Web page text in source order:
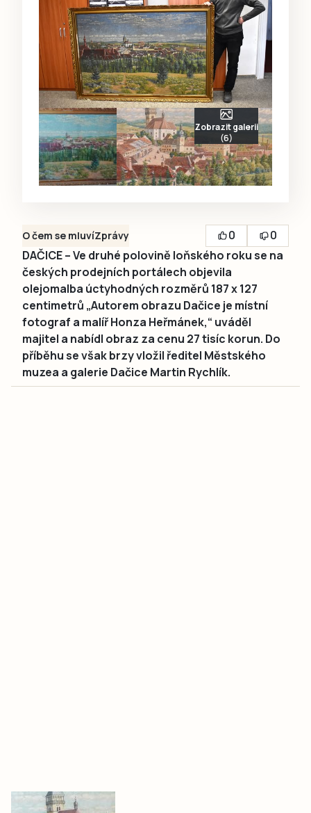
Zobrazit galerii
(6)
O čem se mluvíZprávy 0
0
DAČICE – Ve druhé polovině loňského roku se na
českých prodejních portálech objevila
olejomalba úctyhodných rozměrů 187 x 127
centimetrů „Autorem obrazu Dačice je místní
fotograf a malíř Honza Heřmánek,“ uváděl
majitel a nabídl obraz za cenu 27 tisíc korun. Do
příběhu se však brzy vložil ředitel Městského
muzea a galerie Dačice Martin Rychlík.